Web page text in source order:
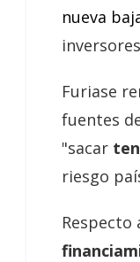
nueva
Furiase
fuentes
"sacar
riesgo